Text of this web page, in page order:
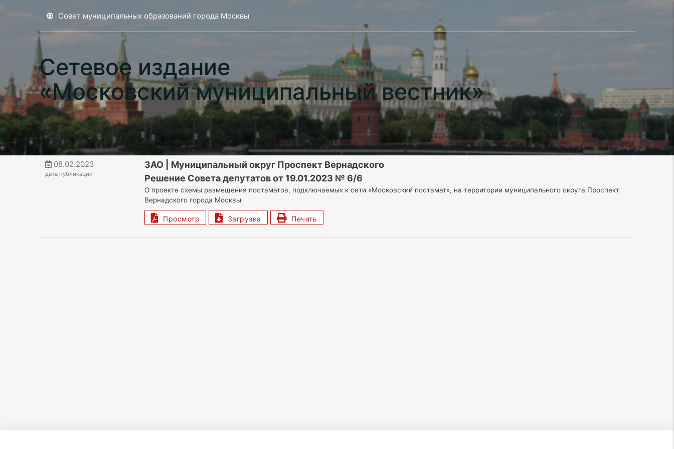
Совет муниципальных образований города Москвы
Сетевое издание
«Московский муниципальный вестник»
08.02.2023
дата публикации
ЗАО | Муниципальный округ Проспект Вернадского
Решение Совета депутатов от 19.01.2023 № 6/6
О проекте схемы размещения постаматов, подключаемых к сети «Московский постамат», на территории муниципального округа Проспект
Вернадского города Москвы
Просмотр Загрузка Печать